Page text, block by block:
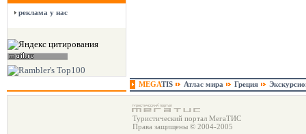
реклама у нас
MEGATIS Атлас мира Греция
Туристический портал МегаТИС
Права защищены © 2004-2005